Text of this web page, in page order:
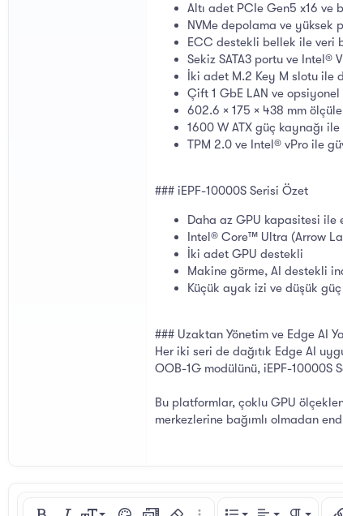
Altı adet PCIe Gen5 x16 ve
NVMe depolama ve yüksek
ECC destekli bellek ile veri
Sekiz SATA3 portu ve Intel®
İki adet M.2 Key M slotu ile
Çift 1 GbE LAN ve
602.6 × 175 × 438 mm
1600 W ATX güç kaynağı
TPM 2.0 ve Intel® vPro ile
### iEPF-10000S Serisi Özet
Daha az GPU kapasitesi ile
Intel® Core™ Ultra (Arrow
İki adet GPU destekli
Makine görme, AI destekli
Küçük ayak izi ve düşük
### Uzaktan Yönetim ve Edge AI
Her iki seri de dağıtık Edge AI
OOB-1G modülünü, iEPF-10000S
Bu platformlar, çoklu GPU
merkezlerine bağımlı olmadan